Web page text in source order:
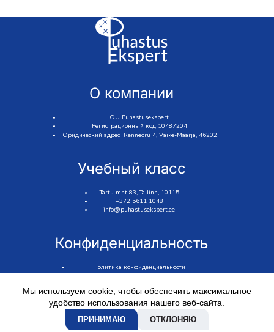
Мы используем cookie, чтобы обеспечить максимальное
удобство использования нашего веб-сайта.
ПРИНИМАЮ ОТКЛОНЯЮ
О компании
OÜ Puhastusekspert
Регистрационный код 10487204
Юридический адрес Renneoru 4, Väike-Maarja, 46202
Учебный класс
Tartu mnt 83, Tallinn, 10115
+372 5611 1048
info@puhastusekspert.ee
Конфиденциальность
Политика конфиденциальности
Условия продажи
© 2026 Все права защищены Puhastusekspert
Веб-партнёр GRAMET